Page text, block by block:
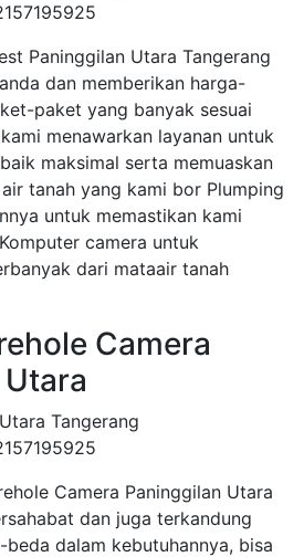
Paninggilan Utara Tangerang
dan memberikan harga-
paket yang banyak sesuai
menawarkan layanan untuk
maksimal serta memuaskan
tanah yang kami bor Plumping
untuk memastikan kami
camera untuk
dari mataair tanah
Camera
Tangerang
Camera Paninggilan Utara
dan juga terkandung
dalam kebutuhannya, bisa